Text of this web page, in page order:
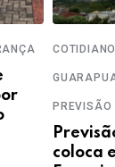
PREVISÃO
coloca